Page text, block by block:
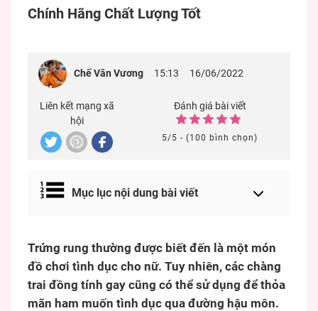
Chính Hãng Chất Lượng Tốt
Chế Văn Vương 15:13 16/06/2022
Liên kết mạng xã
hội
Đánh giá bài viết
5/5 - (100 bình chọn)
Mục lục nội dung bài viết
Trứng rung thường được biết đến là một món
đồ chơi tình dục cho nữ. Tuy nhiên, các chàng
trai đồng tính gay cũng có thể sử dụng để thỏa
mãn ham muốn tình dục qua đường hậu môn.